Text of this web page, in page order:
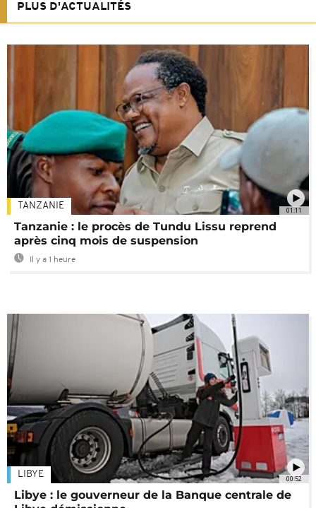
PLUS D'ACTUALITÉS
01:11
TANZANIE
Tanzanie : le procès de Tundu Lissu reprend
après cinq mois de suspension
Il y a 1 heure
00:52
LIBYE
Libye : le gouverneur de la Banque centrale de